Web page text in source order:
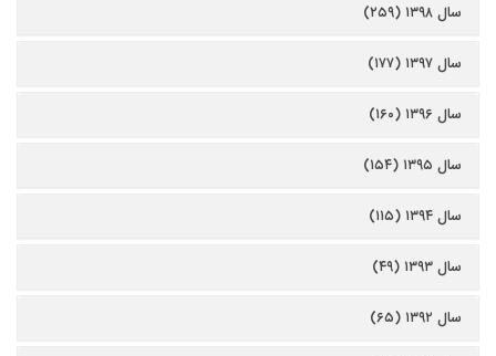
سال ۱۳۹۸ (۲۵۹)
سال ۱۳۹۷ (۱۷۷)
سال ۱۳۹۶ (۱۶۰)
سال ۱۳۹۵ (۱۵۴)
سال ۱۳۹۴ (۱۱۵)
سال ۱۳۹۳ (۴۹)
سال ۱۳۹۲ (۶۵)